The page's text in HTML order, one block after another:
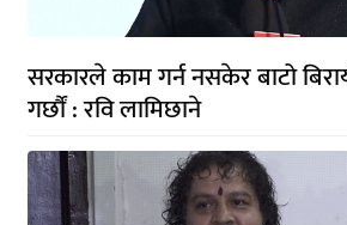
सरकारले काम गर्न नसकेर बाटो
गर्छौं : रवि लामिछाने